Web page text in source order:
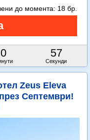
0 56
Секунди
до момента: 18 бр.
Zeus Eleva
Септември!